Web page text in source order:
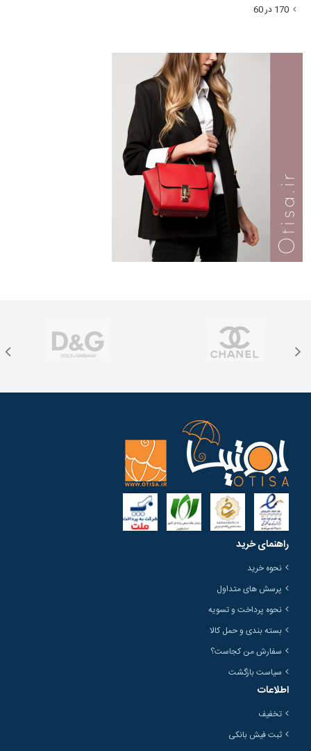
170 در 60
راهنمای خرید
نحوه خرید
پرسش های متداول
نحوه پرداخت و تسویه
بسته بندی و حمل کالا
سفارش من کجاست؟
سیاست بازگشت
اطلاعات
تخفیف
ثبت فیش بانکی